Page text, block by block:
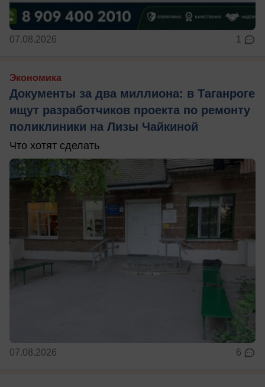
07.08.2026 1
Экономика
Документы за два миллиона: в Таганроге
ищут разработчиков проекта по ремонту
поликлиники на Лизы Чайкиной
Что хотят сделать
07.08.2026 6